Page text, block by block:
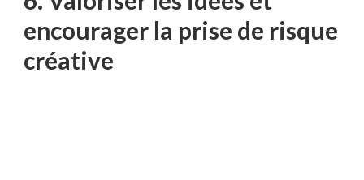
encourager la‌ prise de risque
créative